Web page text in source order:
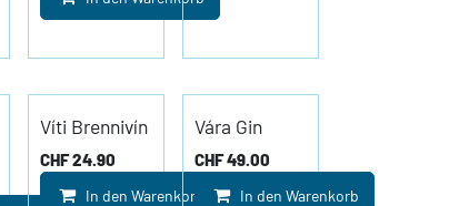
Víti Brennivín
CHF24.90
In den Warenkorb
Vára Gin
CHF49.00
In den Warenkorb